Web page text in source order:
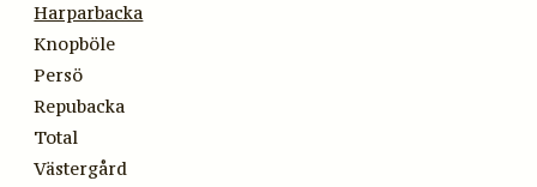
Harparbacka
Knopböle
Persö
Repubacka
Total
Västergård